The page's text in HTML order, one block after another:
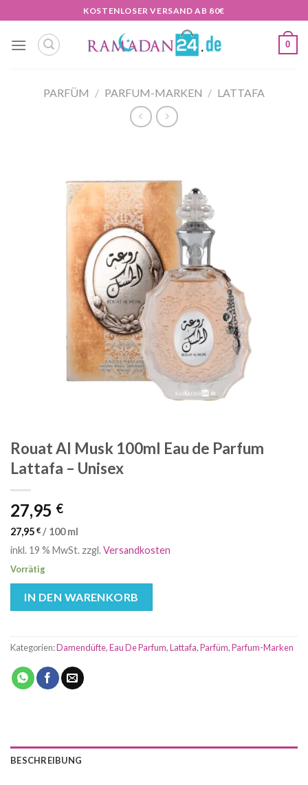
Inhalt
springen
KOSTENLOSER VERSAND AB 80€
0
PARFÜM / PARFUM-MARKEN / LATTAFA
Rouat Al Musk 100ml Eau de Parfum
Lattafa – Unisex
27,95 €
27,95 € / 100 ml
inkl. 19 % MwSt.zzgl.Versandkosten
Vorrätig
IN DEN WARENKORB
Kategorien:Damendüfte,Eau De Parfum,Lattafa,Parfüm,Parfum-Marken
BESCHREIBUNG